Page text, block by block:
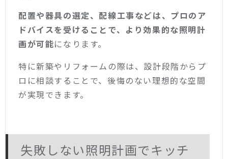
配置や器具の選定、配線工事などは、プロのア
ドバイスを受けることで、より効果的な照明計
画が可能になります。
特に新築やリフォームの際は、設計段階からプ
ロに相談することで、後悔のない理想的な空間
が実現できます。
失敗しない照明計画でキッチ